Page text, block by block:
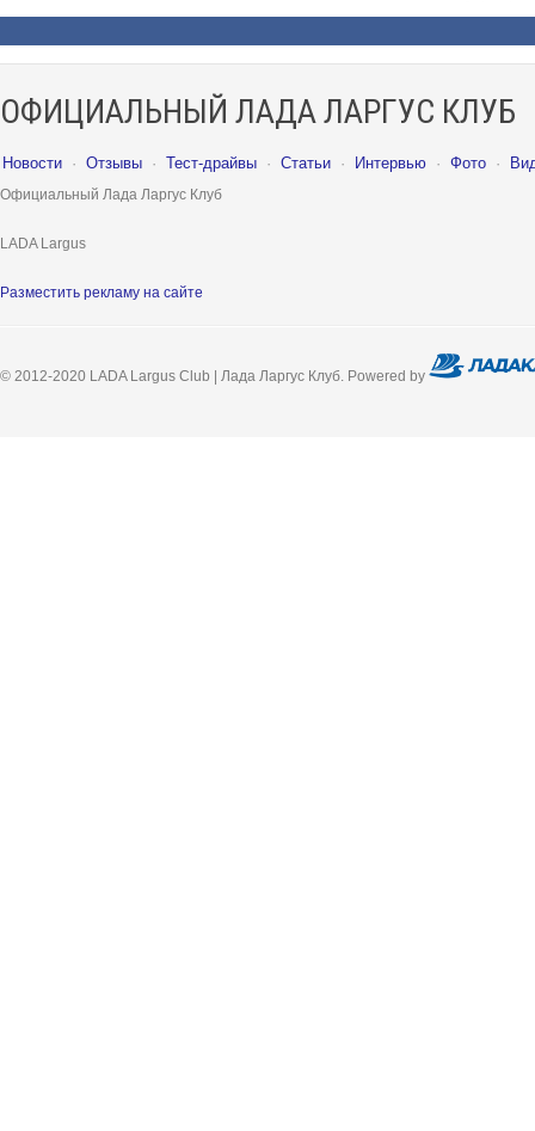
ОФИЦИАЛЬНЫЙ ЛАДА ЛАРГУС КЛУБ
Новости · Отзывы · Тест-драйвы · Статьи · Интервью · Фото ·
Официальный Лада Ларгус Клуб
LADA Largus
Разместить рекламу на сайте
© 2012-2020 LADA Largus Club | Лада Ларгус Клуб. Powered by